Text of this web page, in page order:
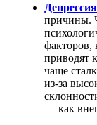
причины.
факторов,
приводят
чаще
из-за
— как